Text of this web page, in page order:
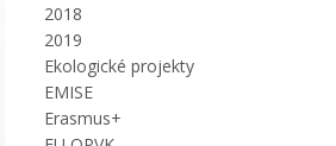
2018
2019
Ekologické projekty
EMISE
Erasmus+